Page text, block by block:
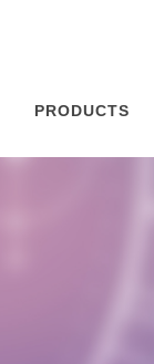
PRODUCTS